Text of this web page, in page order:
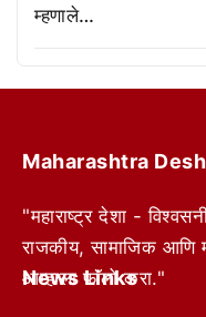
म्हणाले…
Maharashtra
"महाराष्ट्र देशा -
राजकीय, सामाजिक आणि
आम्हाला फॉलो करा."
News Links